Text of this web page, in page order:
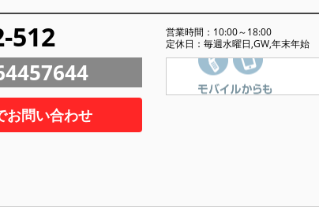
512
営業時間：10:00～18:00
定休日：毎週水曜日,GW,年末年始
お問い合わせ